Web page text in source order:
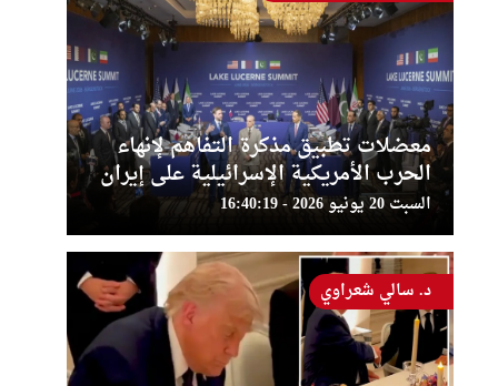
معضلات تطبيق مذكرة التفاهم لإنهاء
الحرب الأمريكية الإسرائيلية على إيران
السبت 20 يونيو 2026 - 16:40:19
د. سالي شعراوي